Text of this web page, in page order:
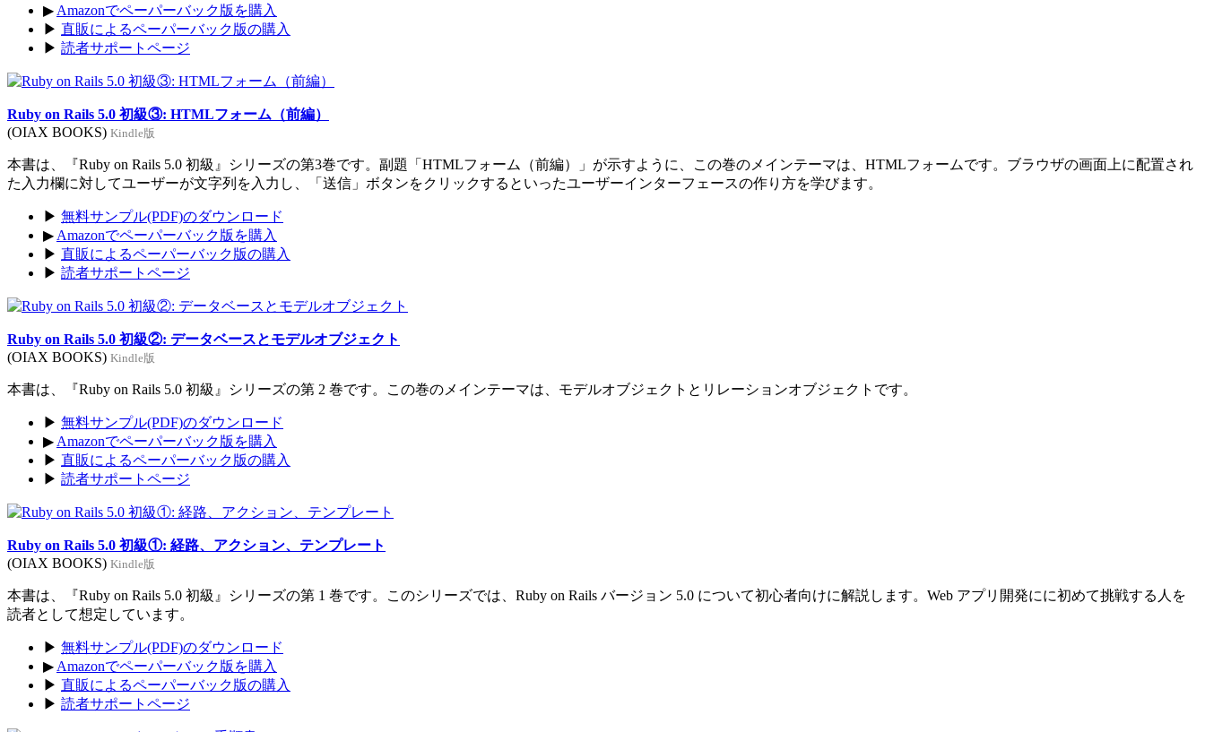
▶ Amazonでペーパーバック版を購入
▶ 直販によるペーパーバック版の購入
▶ 読者サポートページ
Ruby on Rails 5.0 初級③: HTMLフォーム（前編）
(OIAX BOOKS) Kindle版
本書は、『Ruby on Rails 5.0 初級』シリーズの第3巻です。副題「HTMLフォーム（前編）」が示すように、この巻のメインテーマは、HTMLフォームです。ブラウザの画面上に配置され
た入力欄に対してユーザーが文字列を入力し、「送信」ボタンをクリックするといったユーザーインターフェースの作り方を学びます。
▶ 無料サンプル(PDF)のダウンロード
▶ Amazonでペーパーバック版を購入
▶ 直販によるペーパーバック版の購入
▶ 読者サポートページ
Ruby on Rails 5.0 初級②: データベースとモデルオブジェクト
(OIAX BOOKS) Kindle版
本書は、『Ruby on Rails 5.0 初級』シリーズの第 2 巻です。この巻のメインテーマは、モデルオブジェクトとリレーションオブジェクトです。
▶ 無料サンプル(PDF)のダウンロード
▶ Amazonでペーパーバック版を購入
▶ 直販によるペーパーバック版の購入
▶ 読者サポートページ
Ruby on Rails 5.0 初級①: 経路、アクション、テンプレート
(OIAX BOOKS) Kindle版
本書は、『Ruby on Rails 5.0 初級』シリーズの第 1 巻です。このシリーズでは、Ruby on Rails バージョン 5.0 について初心者向けに解説します。Web アプリ開発にに初めて挑戦する人を
読者として想定しています。
▶ 無料サンプル(PDF)のダウンロード
▶ Amazonでペーパーバック版を購入
▶ 直販によるペーパーバック版の購入
▶ 読者サポートページ